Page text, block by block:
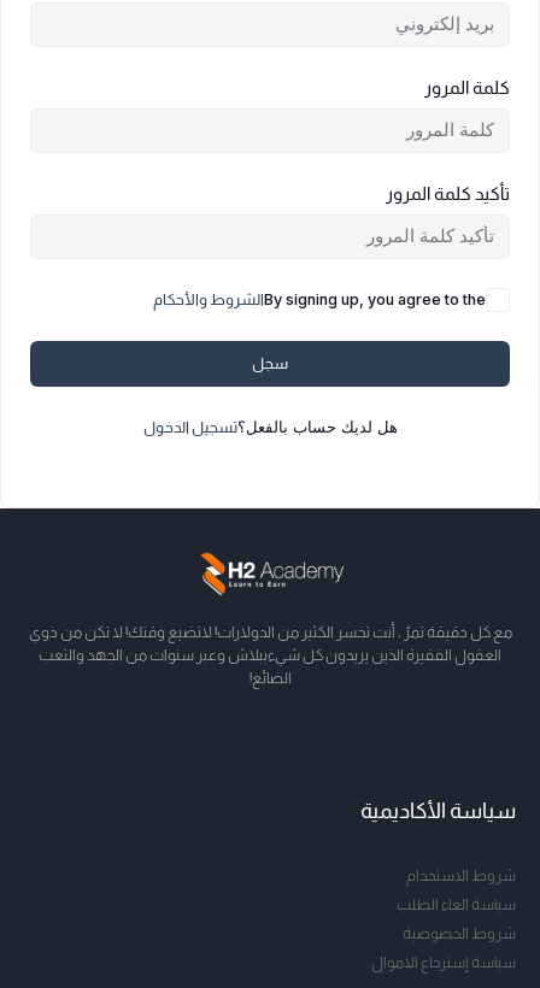
كلمة المرور
تأكيد كلمة المرور
By signing up, you agree to theالشروط والأحكام
سجل
هل لديك حساب بالفعل؟تسجيل الدخول
مع كل دقيقة تمرّ ، أنت تخسر الكثير من الدولارات! لاتضيع وقتك! لا تكن من ذوي
العقول الفقيرة الذين يريدون كل شيءببلاش وعبر سنوات من الجهد والتعب
الضائع!
سياسة الأكاديمية
شروط الاستخدام
سياسة الغاء الطلب
شروط الخصوصية
سياسة إسترجاع الاموال